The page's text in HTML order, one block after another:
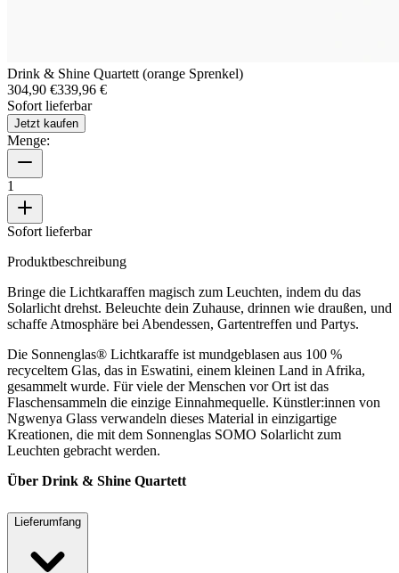
Drink & Shine Quartett (orange Sprenkel)
304,90 €339,96 €
Sofort lieferbar
Jetzt kaufen
Menge:
1
Sofort lieferbar
Produktbeschreibung
Bringe die Lichtkaraffen magisch zum Leuchten, indem du das
Solarlicht drehst. Beleuchte dein Zuhause, drinnen wie draußen, und
schaffe Atmosphäre bei Abendessen, Gartentreffen und Partys.
Die Sonnenglas® Lichtkaraffe ist mundgeblasen aus 100 %
recyceltem Glas, das in Eswatini, einem kleinen Land in Afrika,
gesammelt wurde. Für viele der Menschen vor Ort ist das
Flaschensammeln die einzige Einnahmequelle. Künstler:innen von
Ngwenya Glass verwandeln dieses Material in einzigartige
Kreationen, die mit dem Sonnenglas SOMO Solarlicht zum
Leuchten gebracht werden.
Über Drink & Shine Quartett
Lieferumfang